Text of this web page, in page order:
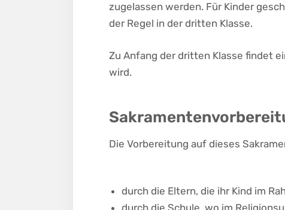
zugelassen werden. Für Kinder
der Regel in der dritten Klasse.
Zu Anfang der dritten Klasse findet
wird.
Die Vorbereitung auf dieses
durch die Eltern, die ihr Kind im
durch die Schule, wo im